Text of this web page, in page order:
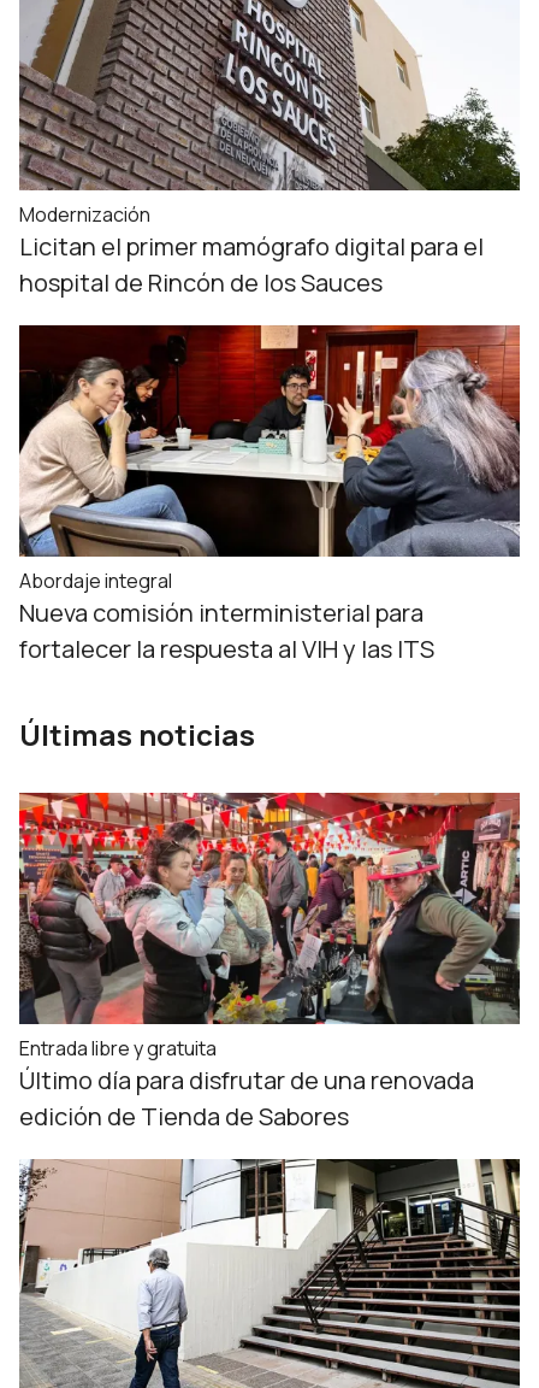
Modernización
Licitan el primer mamógrafo digital para el
hospital de Rincón de los Sauces
Abordaje integral
Nueva comisión interministerial para
fortalecer la respuesta al VIH y las ITS
Últimas noticias
Entrada libre y gratuita
Último día para disfrutar de una renovada
edición de Tienda de Sabores